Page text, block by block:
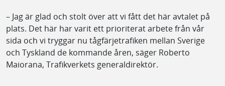
– Jag är glad och stolt över att vi fått det här avtalet på
plats. Det här har varit ett prioriterat arbete från vår
sida och vi tryggar nu tågfärjetrafiken mellan Sverige
och Tyskland de kommande åren, säger Roberto
Maiorana, Trafikverkets generaldirektör.